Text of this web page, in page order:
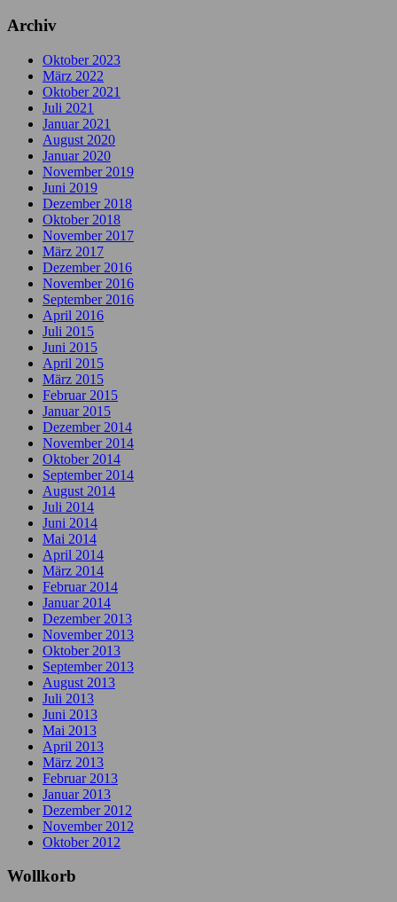
Archiv
Oktober 2023
März 2022
Oktober 2021
Juli 2021
Januar 2021
August 2020
Januar 2020
November 2019
Juni 2019
Dezember 2018
Oktober 2018
November 2017
März 2017
Dezember 2016
November 2016
September 2016
April 2016
Juli 2015
Juni 2015
April 2015
März 2015
Februar 2015
Januar 2015
Dezember 2014
November 2014
Oktober 2014
September 2014
August 2014
Juli 2014
Juni 2014
Mai 2014
April 2014
März 2014
Februar 2014
Januar 2014
Dezember 2013
November 2013
Oktober 2013
September 2013
August 2013
Juli 2013
Juni 2013
Mai 2013
April 2013
März 2013
Februar 2013
Januar 2013
Dezember 2012
November 2012
Oktober 2012
Wollkorb